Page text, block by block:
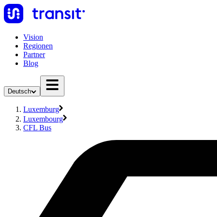
Vision
Regionen
Partner
Blog
Deutsch
Luxemburg
Luxembourg
CFL Bus